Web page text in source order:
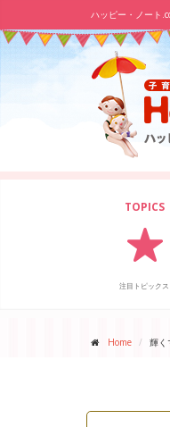
ハッピー・ノート
TOPICS
注目トピックス
Home 輝く